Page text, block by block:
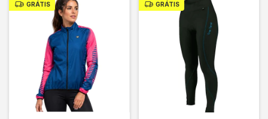
GRÁTIS GRÁTIS